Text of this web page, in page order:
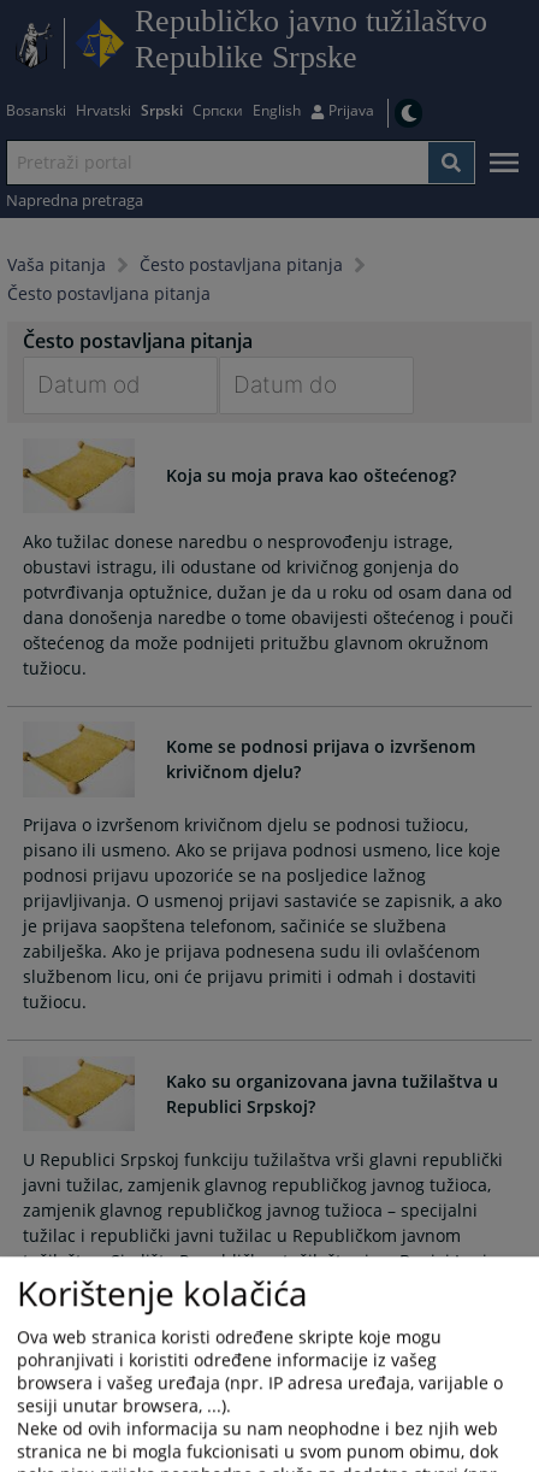
Republičko javno tužilaštvo
Republike Srpske
Bosanski Hrvatski Srpski Српски English Prijava
Napredna pretraga
Vaša pitanja
Često postavljana pitanja
Često postavljana pitanja
Često postavljana pitanja
forward
to
interact
with
the
calendar
and
select
a
question
mark
key
to
get
the
keyboard
shortcuts
for
changing
dates.
to
with
the
calendar
and
select
the
question
key
to
get
the
keyboard
shortcuts
for
dates.
Koja su moja prava kao oštećenog?
Ako tužilac donese naredbu o nesprovođenju istrage,
obustavi istragu, ili odustane od krivičnog gonjenja do
potvrđivanja optužnice, dužan je da u roku od osam dana od
dana donošenja naredbe o tome obavijesti oštećenog i pouči
oštećenog da može podnijeti pritužbu glavnom okružnom
tužiocu.
Kome se podnosi prijava o izvršenom
krivičnom djelu?
Prijava o izvršenom krivičnom djelu se podnosi tužiocu,
pisano ili usmeno. Ako se prijava podnosi usmeno, lice koje
podnosi prijavu upozoriće se na posljedice lažnog
prijavljivanja. O usmenoj prijavi sastaviće se zapisnik, a ako
je prijava saopštena telefonom, sačiniće se službena
zabilješka. Ako je prijava podnesena sudu ili ovlašćenom
službenom licu, oni će prijavu primiti i odmah i dostaviti
tužiocu.
Kako su organizovana javna tužilaštva u
Republici Srpskoj?
U Republici Srpskoj funkciju tužilaštva vrši glavni republički
javni tužilac, zamjenik glavnog republičkog javnog tužioca,
zamjenik glavnog republičkog javnog tužioca – specijalni
tužilac i republički javni tužilac u Republičkom javnom
tužilaštvu. Sjedište Republičkog tužilaštva je u Banjoj Luci.
Funkciju tužilaštva vrše i glavni okružni javni tužilac,
zamjenik glavnog okružnog javnog tužioca i okružni javni
tužilac u okružnim javnim tužilaštvima.
Da li lice lišeno slobode ima određena
prava?
Korištenje kolačića
Ova web stranica koristi određene skripte koje mogu
pohranjivati i koristiti određene informacije iz vašeg
browsera i vašeg uređaja (npr. IP adresa uređaja, varijable o
sesiji unutar browsera, ...).
Neke od ovih informacija su nam neophodne i bez njih web
stranica ne bi mogla fukcionisati u svom punom obimu, dok